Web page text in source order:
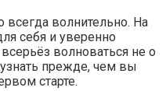
всегда волнительно. На
себя и уверенно
волноваться не о
прежде, чем вы
старте.